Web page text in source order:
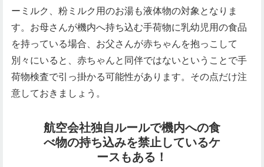
ーミルク、粉ミルク用のお湯も液体物の対象となりま
す。お母さんが機内へ持ち込む手荷物に乳幼児用の食品
を持っている場合、お父さんが赤ちゃんを抱っこして
別々にいると、赤ちゃんと同伴ではないということで手
荷物検査で引っ掛かる可能性があります。その点だけ注
意しておきましょう。
航空会社独自ルールで機内への食
べ物の持ち込みを禁止しているケ
ースもある！